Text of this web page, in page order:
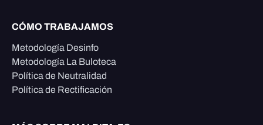
CÓMO TRABAJAMOS
Metodología Desinfo
Metodología La Buloteca
Política de Neutralidad
Política de Rectificación